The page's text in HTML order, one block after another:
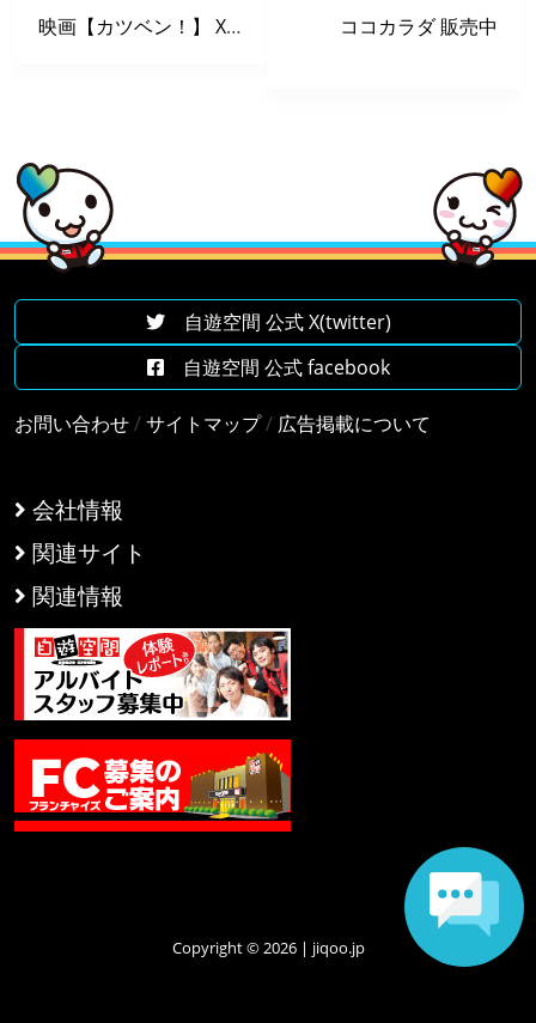
映画【カツベン！】 X 自遊空間 タイアップキャンペーン
ココカラダ 販売中
会社情報
関連サイト
関連情報
自遊空間 公式 X(twitter)
自遊空間 公式 facebook
お問い合わせ/サイトマップ/ 広告掲載について
Copyright © 2026 | jiqoo.jp